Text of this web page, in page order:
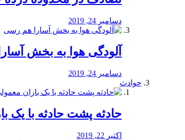
دسامبر 24, 2019
آلودگی هوا به بخش
دسامبر 24, 2019
حوادث
️حادثه پشت حادثه با یک
اکتبر 22, 2019